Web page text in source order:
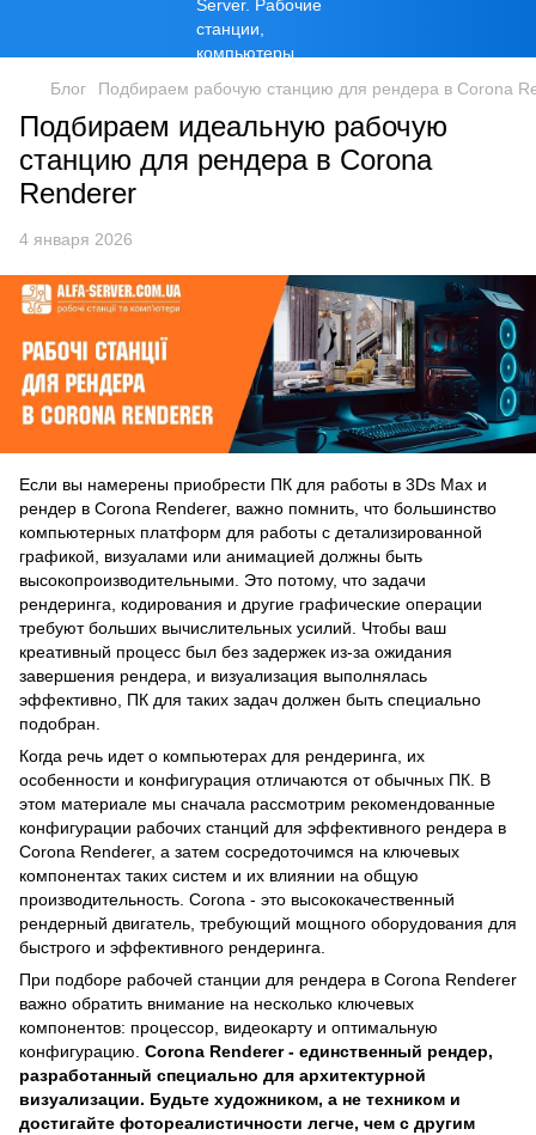
Блог Подбираем рабочую станцию для рендера в Corona
Подбираем идеальную рабочую
станцию для рендера в Corona
Renderer
4 января 2026
Если вы намерены приобрести ПК для работы в 3Ds Max и
рендер в Corona Renderer, важно помнить, что большинство
компьютерных платформ для работы с детализированной
графикой, визуалами или анимацией должны быть
высокопроизводительными. Это потому, что задачи
рендеринга, кодирования и другие графические операции
требуют больших вычислительных усилий. Чтобы ваш
креативный процесс был без задержек из-за ожидания
завершения рендера, и визуализация выполнялась
эффективно, ПК для таких задач должен быть специально
подобран.
Когда речь идет о компьютерах для рендеринга, их
особенности и конфигурация отличаются от обычных ПК. В
этом материале мы сначала рассмотрим рекомендованные
конфигурации рабочих станций для эффективного рендера в
Corona Renderer, а затем сосредоточимся на ключевых
компонентах таких систем и их влиянии на общую
производительность. Corona - это высококачественный
рендерный двигатель, требующий мощного оборудования для
быстрого и эффективного рендеринга.
При подборе рабочей станции для рендера в Corona Renderer
важно обратить внимание на несколько ключевых
компонентов: процессор, видеокарту и оптимальную
конфигурацию. Corona Renderer - единственный рендер,
разработанный специально для архитектурной
визуализации. Будьте художником, а не техником и
достигайте фотореалистичности легче, чем с другим